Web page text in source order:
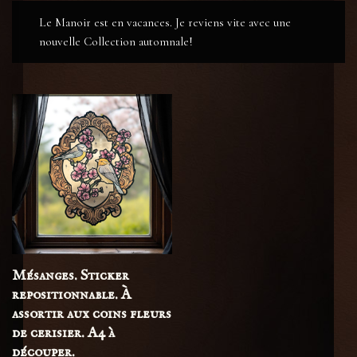
Le Manoir est en vacances. Je reviens vite avec une
nouvelle Collection automnale!
Mésanges. Sticker
repositionnable. À
assortir aux coins fleurs
de cerisier. A4 à
découper.